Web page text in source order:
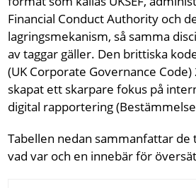
Financial Conduct Authority och
lagringsmekanism, så samma
av taggar gäller. Den brittiska
(UK Corporate Governance
skapat ett skarpare fokus på
digital rapportering
Tabellen nedan sammanfattar de
vad var och en innebär för